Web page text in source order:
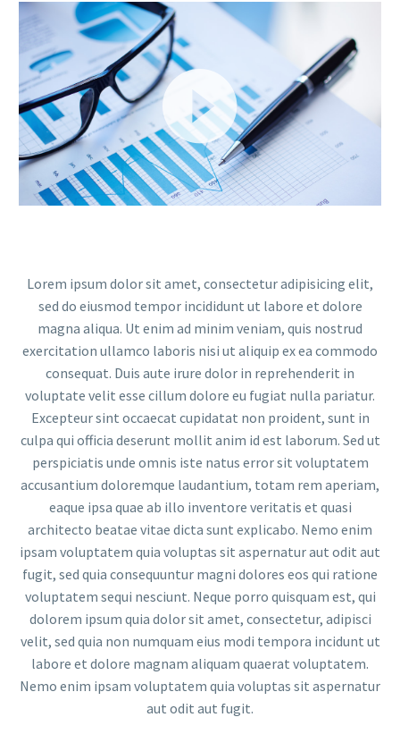
Lorem ipsum dolor sit amet, consectetur adipisicing elit,
sed do eiusmod tempor incididunt ut labore et dolore
magna aliqua. Ut enim ad minim veniam, quis nostrud
exercitation ullamco laboris nisi ut aliquip ex ea commodo
consequat. Duis aute irure dolor in reprehenderit in
voluptate velit esse cillum dolore eu fugiat nulla pariatur.
Excepteur sint occaecat cupidatat non proident, sunt in
culpa qui officia deserunt mollit anim id est laborum. Sed ut
perspiciatis unde omnis iste natus error sit voluptatem
accusantium doloremque laudantium, totam rem aperiam,
eaque ipsa quae ab illo inventore veritatis et quasi
architecto beatae vitae dicta sunt explicabo. Nemo enim
ipsam voluptatem quia voluptas sit aspernatur aut odit aut
fugit, sed quia consequuntur magni dolores eos qui ratione
voluptatem sequi nesciunt. Neque porro quisquam est, qui
dolorem ipsum quia dolor sit amet, consectetur, adipisci
velit, sed quia non numquam eius modi tempora incidunt ut
labore et dolore magnam aliquam quaerat voluptatem.
Nemo enim ipsam voluptatem quia voluptas sit aspernatur
aut odit aut fugit.